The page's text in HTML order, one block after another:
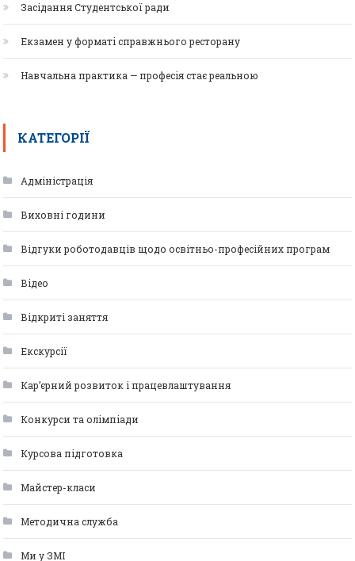
Засідання Студентської ради
Екзамен у форматі справжнього ресторану
Навчальна практика — професія стає реальною
КАТЕГОРІЇ
Адміністрація
Виховні години
Відгуки роботодавців щодо освітньо-професійних програм
Відео
Відкриті заняття
Екскурсії
Кар’єрний розвиток і працевлаштування
Конкурси та олімпіади
Курсова підготовка
Майстер-класи
Методична служба
Ми у ЗМІ